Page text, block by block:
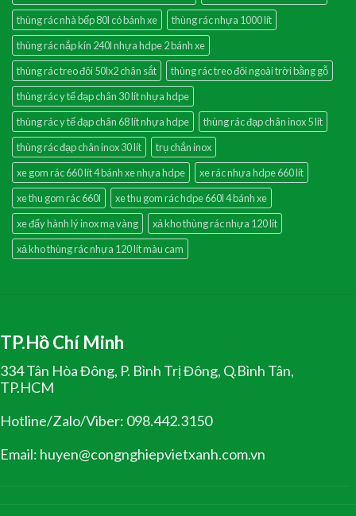
thùng rác nhà bếp 80l có bánh xe
thùng rác nhựa 1000 lít
thùng rác nắp kín 240l nhựa hdpe 2 bánh xe
thùng rác treo đôi 50lx2 chân sắt
thùng rác treo đôi ngoài trời bằng gỗ
thùng rác y tế đạp chân 30 lít nhựa hdpe
thùng rác y tế đạp chân 68 lít nhựa hdpe
thùng rác đạp chân inox 5 lít
thùng rác đạp chân inox 30 lít
trụ chắn inox
xe gom rác 660 lít 4 bánh xe nhựa hdpe
xe rác nhựa hdpe 660 lít
xe thu gom rác 660l
xe thu gom rác hdpe 660l 4 bánh xe
xe đẩy hành lý inox mạ vàng
xả kho thùng rác nhựa 120 lít
xả kho thùng rác nhựa 120 lít màu cam
TP.Hồ Chí Minh
334 Tân Hòa Đông, P. Bình Trị Đông, Q.Bình Tân,
TP.HCM
Hotline/Zalo/Viber: 098.442.3150
Email: huyen@congnghiepvietxanh.com.vn